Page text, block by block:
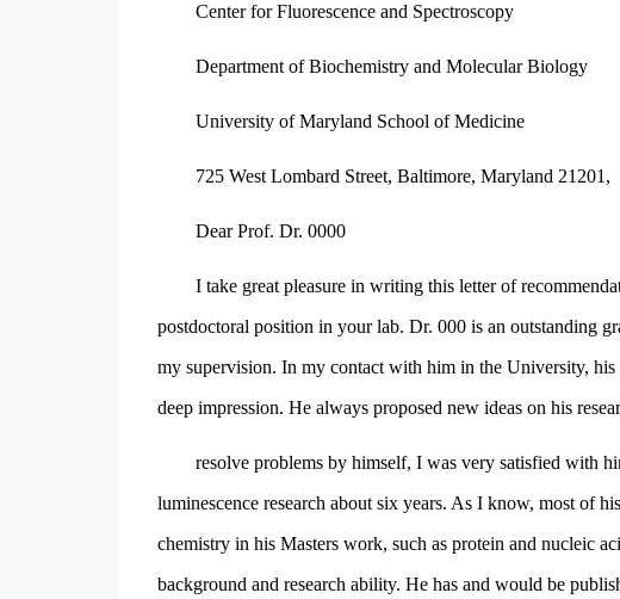
Center for Fluorescence and Spectroscopy
Department of Biochemistry and Molecular Biology
University of Maryland School of Medicine
725 West Lombard Street, Baltimore, Maryland 21201,
Dear Prof. Dr. 0000
I take great pleasure in writing this letter of
postdoctoral position in your lab. Dr. 000 is an outstanding
my supervision. In my contact with him in the University,
deep impression. He always proposed new ideas on his
resolve problems by himself, I was very satisfied with
luminescence research about six years. As I know, most of
chemistry in his Masters work, such as protein and nucleic
background and research ability. He has and would be